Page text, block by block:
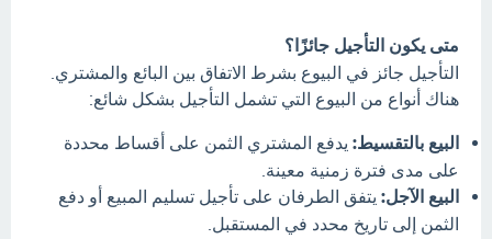
متى يكون التأجيل جائزًا؟
التأجيل جائز في البيوع بشرط الاتفاق بين البائع والمشتري.
هناك أنواع من البيوع التي تشمل التأجيل بشكل شائع:
البيع بالتقسيط: يدفع المشتري الثمن على أقساط محددة
على مدى فترة زمنية معينة.
البيع الآجل: يتفق الطرفان على تأجيل تسليم المبيع أو دفع
الثمن إلى تاريخ محدد في المستقبل.